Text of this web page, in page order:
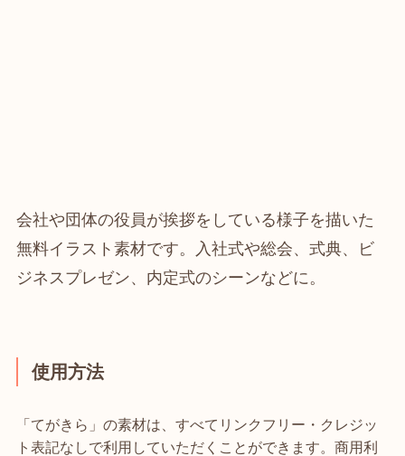
会社や団体の役員が挨拶をしている様子を描いた
無料イラスト素材です。入社式や総会、式典、ビ
ジネスプレゼン、内定式のシーンなどに。
使用方法
「てがきら」の素材は、すべてリンクフリー・クレジッ
ト表記なしで利用していただくことができます。商用利